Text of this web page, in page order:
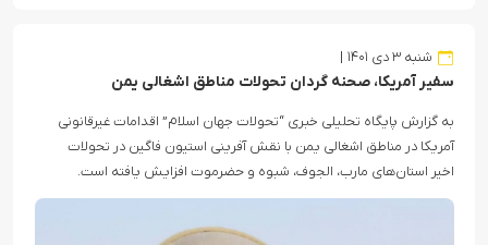
شنبه ۳ دی ۱۴۰۱
سفیر آمریکا، صحنه گردان تحولات مناطق اشغالی یمن
به گزارش پایگاه تحلیلی خبری “تحولات جهان اسلام” اقدامات غیرقانونی
آمریکا در مناطق اشغالی یمن با نقش آفرینی استیون فاگین در تحولات
اخیر استان‌های مارب، الجوف، شبوه و حضرموت افزایش یافته است.